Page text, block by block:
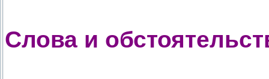
Слова и